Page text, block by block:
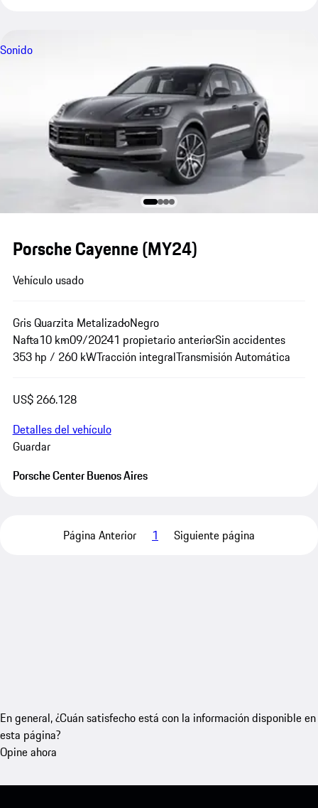
Sonido
Porsche Cayenne (MY24)
Vehículo usado
Gris Quarzita MetalizadoNegro
Nafta10 km09/20241 propietario anteriorSin accidentes
353 hp / 260 kWTracción integralTransmisión Automática
US$ 266.128
Detalles del vehículo
Guardar
Porsche Center Buenos Aires
Página Anterior 1 Siguiente página
En general, ¿Cuán satisfecho está con la información disponible en
esta página?
Opine ahora